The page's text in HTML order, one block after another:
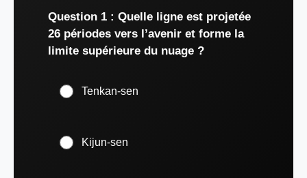
Question 1 : Quelle ligne est projetée
26 périodes vers l’avenir et forme la
limite supérieure du nuage ?
Tenkan-sen
Kijun-sen